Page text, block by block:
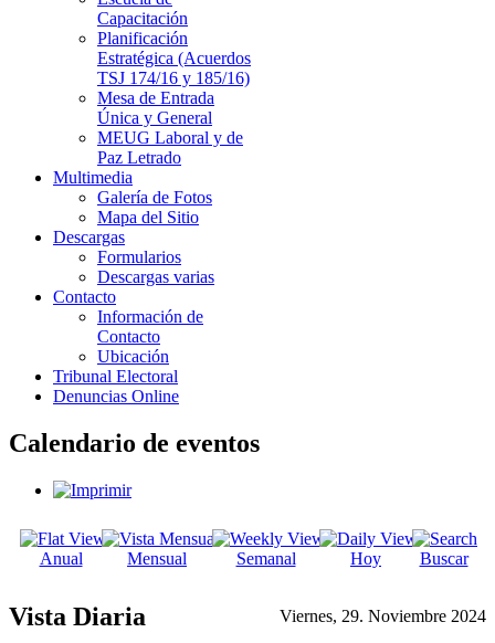
Capacitación
Planificación
Estratégica (Acuerdos
TSJ 174/16 y 185/16)
Mesa de Entrada
Única y General
MEUG Laboral y de
Paz Letrado
Multimedia
Galería de Fotos
Mapa del Sitio
Descargas
Formularios
Descargas varias
Contacto
Información de
Contacto
Ubicación
Tribunal Electoral
Denuncias Online
Calendario de eventos
Anual Mensual Semanal Hoy Buscar
Vista Diaria Viernes, 29. Noviembre 2024